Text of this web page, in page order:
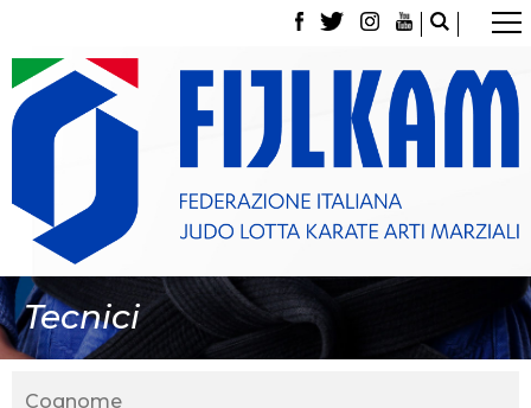
Tecnici
La Federazione
Tesseramento
Contatti
Norme e modulistica Affiliazioni e Tesseramenti
Classifica Società Sportive con più di 100 atleti
tesserati
Giustizia Sportiva
Gare e Risultati
Archivio eventi
Dove siamo
Media